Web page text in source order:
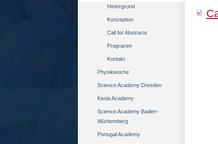
Hintergrund
Konzeption
Call for Abstracts
Programm
Kontakt
Physikwoche
Science Academy Dresden
Kenia Academy
Science Academy Baden-
Württemberg
Portugal Academy